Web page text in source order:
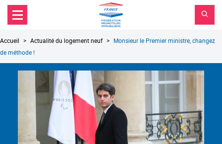
Aller au contenu principal
Aller au menu principal
Aller à la recherche
FPI
France
Accueil Actualité du logement neuf
Monsieur le Premier ministre, changez
de méthode !